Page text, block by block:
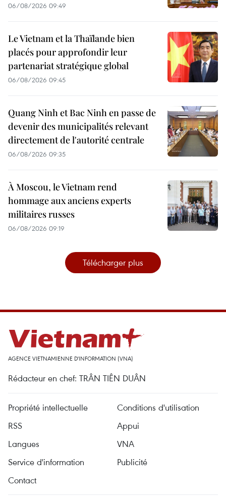
06/08/2026 09:49
Le Vietnam et la Thaïlande bien
placés pour approfondir leur
partenariat stratégique global
06/08/2026 09:45
Quang Ninh et Bac Ninh en passe de
devenir des municipalités relevant
directement de l'autorité centrale
06/08/2026 09:35
À Moscou, le Vietnam rend
hommage aux anciens experts
militaires russes
06/08/2026 09:19
Télécharger plus
AGENCE VIETNAMIENNE D'INFORMATION (VNA)
Rédacteur en chef: TRÂN TIÊN DUÂN
Propriété intellectuelle
Conditions d'utilisation
RSS
Appui
Langues
VNA
Service d'information
Publicité
Contact